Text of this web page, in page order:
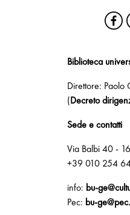
Biblioteca
Direttore: Paolo
(Decreto
Sede e contatti
Via Balbi 40 -
+39 010 254
info: bu-
Pec: bu-